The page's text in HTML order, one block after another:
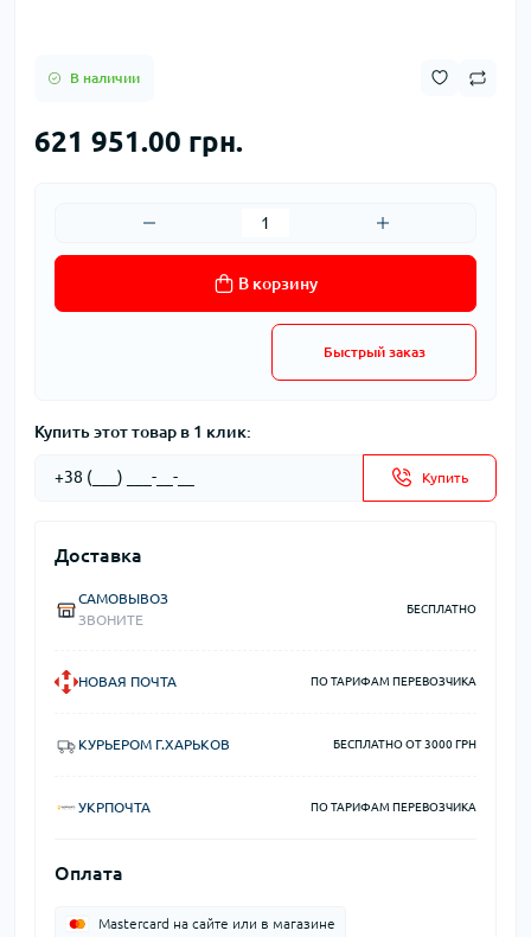
В наличии
621 951.00 грн.
В корзину
Быстрый заказ
Купить этот товар в 1 клик:
Купить
Доставка
САМОВЫВОЗ
ЗВОНИТЕ
БЕСПЛАТНО
НОВАЯ ПОЧТА ПО ТАРИФАМ ПЕРЕВОЗЧИКА
КУРЬЕРОМ Г.ХАРЬКОВ БЕСПЛАТНО ОТ 3000 ГРН
УКРПОЧТА ПО ТАРИФАМ ПЕРЕВОЗЧИКА
Оплата
Mastercard на сайте или в магазине